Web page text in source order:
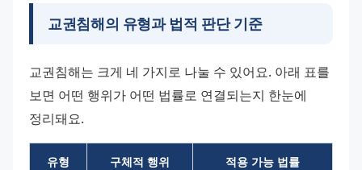
교권침해의 유형과 법적 판단 기준
교권침해는 크게 네 가지로 나눌 수 있어요. 아래 표를
보면 어떤 행위가 어떤 법률로 연결되는지 한눈에
정리돼요.
유형 구체적 행위 적용 가능 법률